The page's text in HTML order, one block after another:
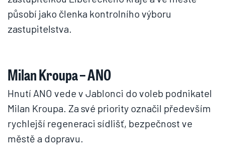
působí jako členka kontrolního výboru
zastupitelstva.
Milan Kroupa – ANO
Hnutí ANO vede v Jablonci do voleb podnikatel
Milan Kroupa. Za své priority označil především
rychlejší regeneraci sídlišť, bezpečnost ve
městě a dopravu.